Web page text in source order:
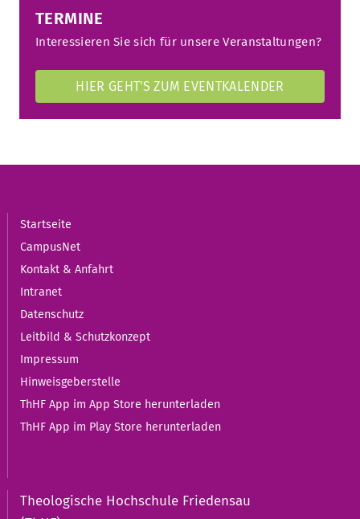
TERMINE
Interessieren Sie sich für unsere Veranstaltungen?
HIER GEHT'S ZUM EVENTKALENDER
Startseite
CampusNet
Kontakt & Anfahrt
Intranet
Datenschutz
Leitbild & Schutzkonzept
Impressum
Hinweisgeberstelle
ThHF App im App Store herunterladen
ThHF App im Play Store herunterladen
Theologische Hochschule Friedensau